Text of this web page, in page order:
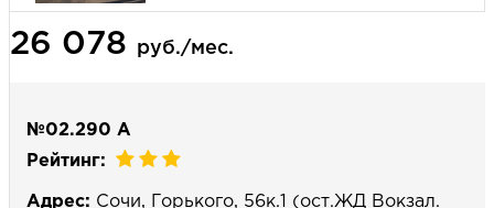
Выберите свой город
26 078 руб./мес.
№02.290 А
Рейтинг:
Адрес: Сочи, Горького, 56к.1 (ост.ЖД Вокзал.